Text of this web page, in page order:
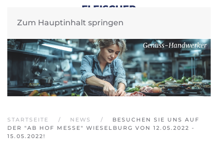
Zum Hauptinhalt springen
STARTSEITE NEWS
BESUCHEN SIE UNS AUF
DER "AB HOF MESSE" WIESELBURG VON 12.05.2022 -
15.05.2022!